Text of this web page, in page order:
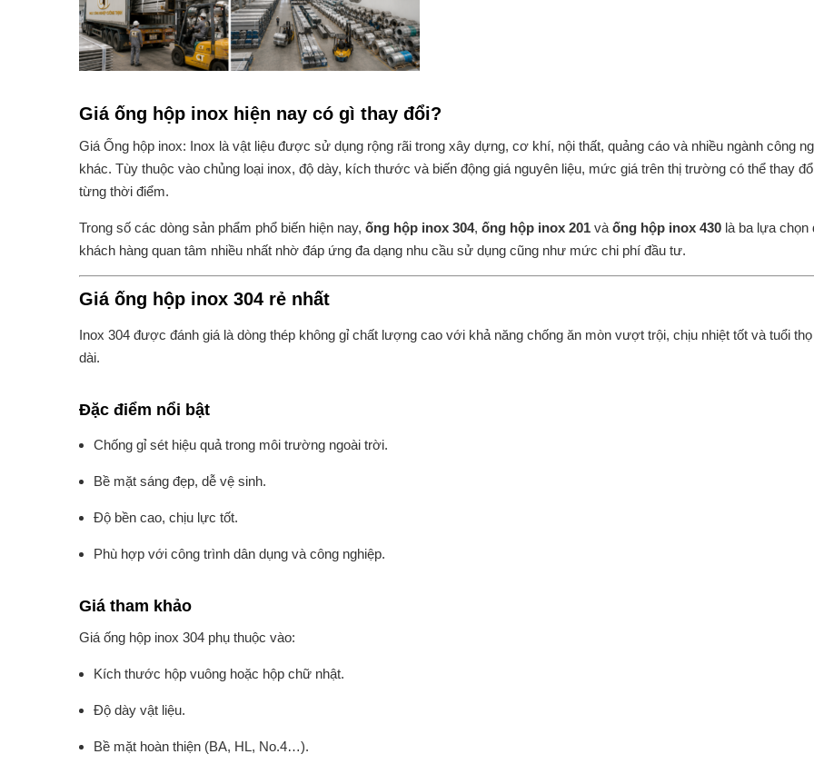
Giá ống hộp inox hiện nay có gì thay đổi?
Giá Ống hộp inox: Inox là vật liệu được sử dụng rộng rãi trong xây dựng, cơ khí, nội thất, quảng cáo và nhiều ngành công
khác. Tùy thuộc vào chủng loại inox, độ dày, kích thước và biến động giá nguyên liệu, mức giá trên thị trường có thể thay
từng thời điểm.
Trong số các dòng sản phẩm phổ biến hiện nay, ống hộp inox 304, ống hộp inox 201 và ống hộp inox 430 là ba lựa
khách hàng quan tâm nhiều nhất nhờ đáp ứng đa dạng nhu cầu sử dụng cũng như mức chi phí đầu tư.
Giá ống hộp inox 304 rẻ nhất
Inox 304 được đánh giá là dòng thép không gỉ chất lượng cao với khả năng chống ăn mòn vượt trội, chịu nhiệt tốt và tuổi
dài.
Đặc điểm nổi bật
Chống gỉ sét hiệu quả trong môi trường ngoài trời.
Bề mặt sáng đẹp, dễ vệ sinh.
Độ bền cao, chịu lực tốt.
Phù hợp với công trình dân dụng và công nghiệp.
Giá tham khảo
Giá ống hộp inox 304 phụ thuộc vào:
Kích thước hộp vuông hoặc hộp chữ nhật.
Độ dày vật liệu.
Bề mặt hoàn thiện (BA, HL, No.4…).